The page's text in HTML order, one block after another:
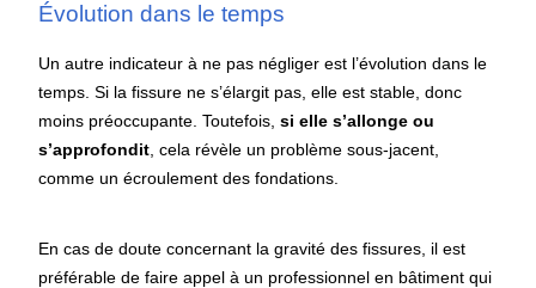
Évolution dans le temps
Un autre indicateur à ne pas négliger est l’évolution dans le
temps. Si la fissure ne s’élargit pas, elle est stable, donc
moins préoccupante. Toutefois,si elle s’allonge ou
s’approfondit, cela révèle un problème sous-jacent,
comme un écroulement des fondations.
En cas de doute concernant la gravité des fissures, il est
préférable de faire appel à un professionnel en bâtiment qui